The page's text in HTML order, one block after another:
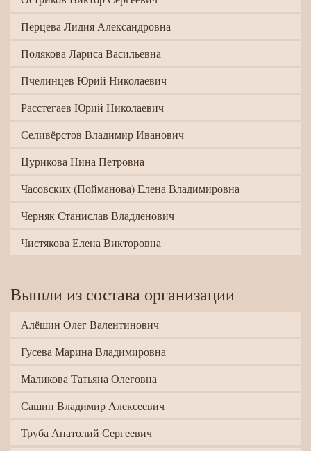
Перцева Лидия Александровна
Полякова Лариса Васильевна
Пчелинцев Юрий Николаевич
Расстегаев Юрий Николаевич
Селивёрстов Владимир Иванович
Цурикова Нина Петровна
Часовских (Пойманова) Елена Владимировна
Черняк Станислав Владленович
Чистякова Елена Викторовна
Вышли из состава организации
Алёшин Олег Валентинович
Гусева Марина Владимировна
Маликова Татьяна Олеговна
Сашин Владимир Алексеевич
Труба Анатолий Сергеевич